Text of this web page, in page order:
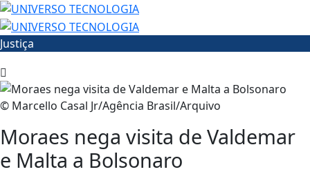
Justiça
© Marcello Casal Jr/Agência Brasil/Arquivo
Moraes nega visita de Valdemar
e Malta a Bolsonaro